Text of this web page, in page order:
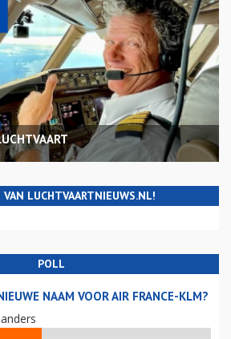
VAN LUCHTVAARTNIEUWS.NL!
POLL
NAAM VOOR AIR FRANCE-KLM?